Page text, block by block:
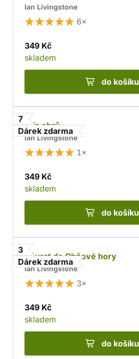
Ian Livingstone
6×
349 Kč
skladem
do košíku
7
Dárek zdarma
Stín obrů
Ian Livingstone
1×
349 Kč
skladem
do košíku
3
Dárek zdarma
Návrat do Ohňové hory
Ian Livingstone
3×
349 Kč
skladem
do košíku